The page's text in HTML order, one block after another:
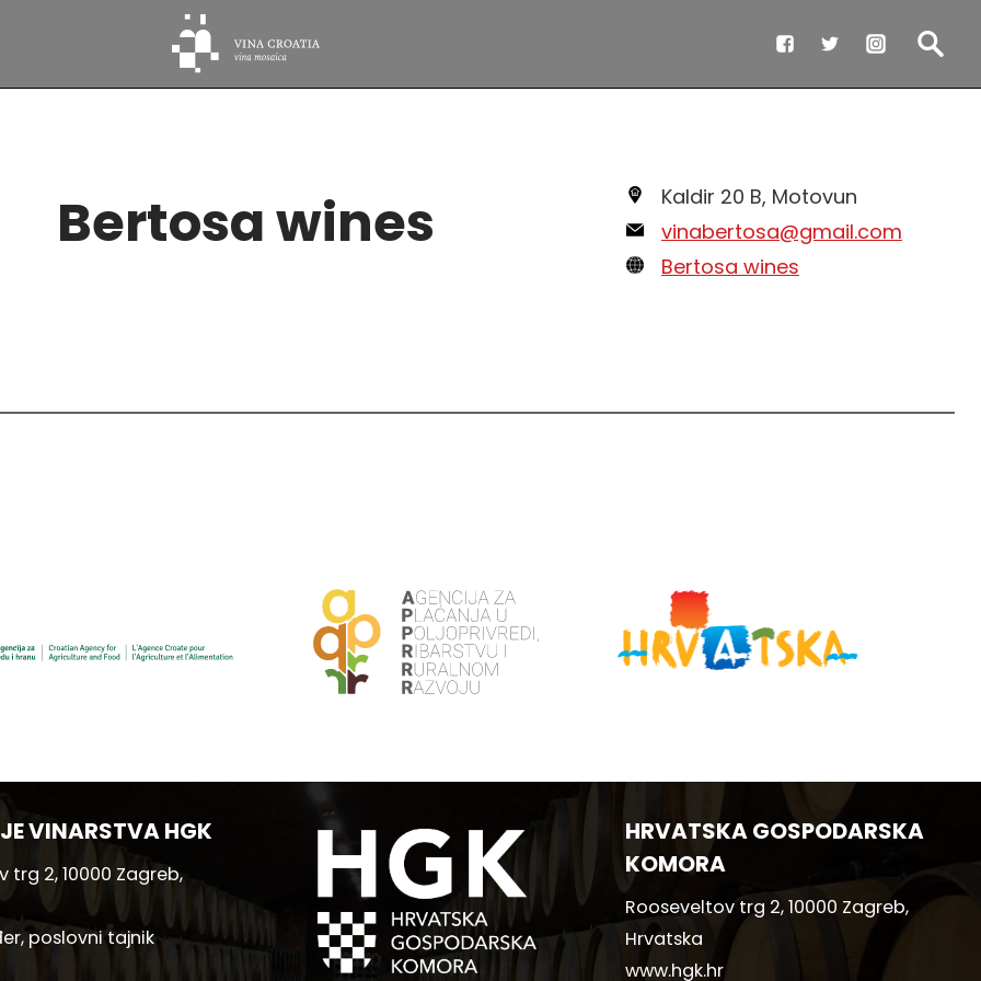
Bertosa wines
Kaldir 20 B, Motovun
vinabertosa@gmail.com
Bertosa wines
VINARSTVA HGK
trg 2, 10000 Zagreb,
poslovni tajnik
HRVATSKA GOSPODARSKA
KOMORA
Rooseveltov trg 2, 10000 Zagreb,
Hrvatska
www.hgk.hr